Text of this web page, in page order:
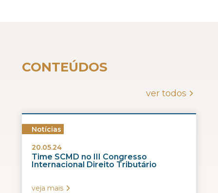
CONTEÚDOS
ver todos
Notícias
20.05.24
Time SCMD no III Congresso
Internacional Direito Tributário
veja mais